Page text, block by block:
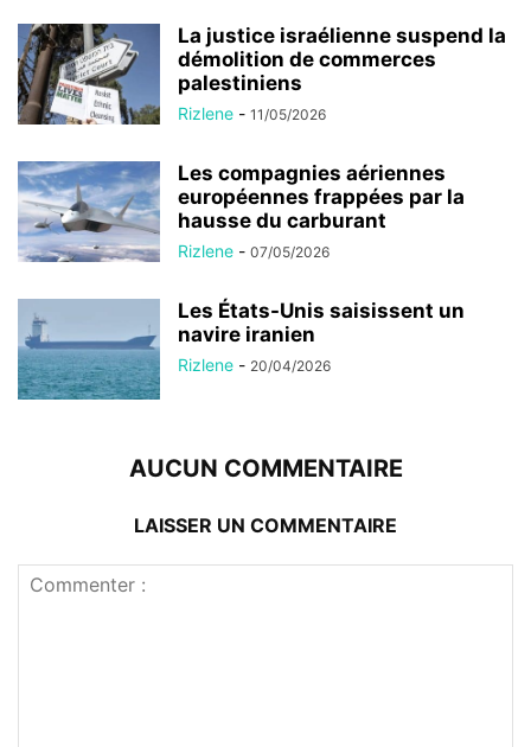
La justice israélienne suspend la
démolition de commerces
palestiniens
Rizlene - 11/05/2026
Les compagnies aériennes
européennes frappées par la
hausse du carburant
Rizlene - 07/05/2026
Les États-Unis saisissent un
navire iranien
Rizlene - 20/04/2026
AUCUN COMMENTAIRE
LAISSER UN COMMENTAIRE